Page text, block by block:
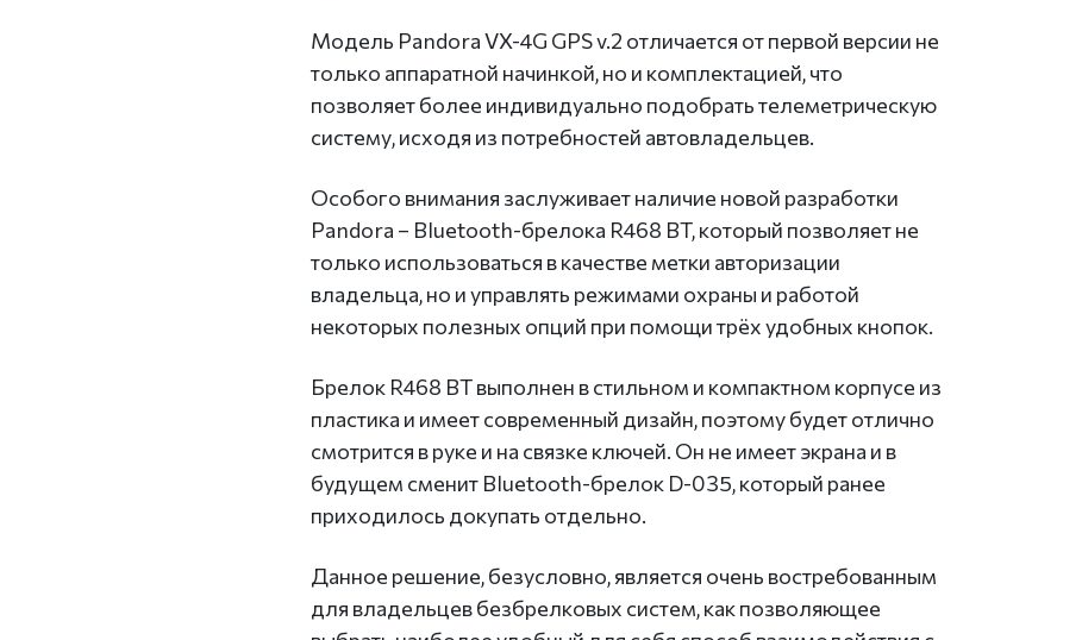
Модель Pandora VX-4G GPS v.2 отличается от первой версии не
только аппаратной начинкой, но и комплектацией, что
позволяет более индивидуально подобрать телеметрическую
систему, исходя из потребностей автовладельцев.
Особого внимания заслуживает наличие новой разработки
Pandora – Bluetooth-брелока R468 BT, который позволяет не
только использоваться в качестве метки авторизации
владельца, но и управлять режимами охраны и работой
некоторых полезных опций при помощи трёх удобных кнопок.
Брелок R468 BT выполнен в стильном и компактном корпусе из
пластика и имеет современный дизайн, поэтому будет отлично
смотрится в руке и на связке ключей. Он не имеет экрана и в
будущем сменит Bluetooth-брелок D-035, который ранее
приходилось докупать отдельно.
Данное решение, безусловно, является очень востребованным
для владельцев безбрелковых систем, как позволяющее